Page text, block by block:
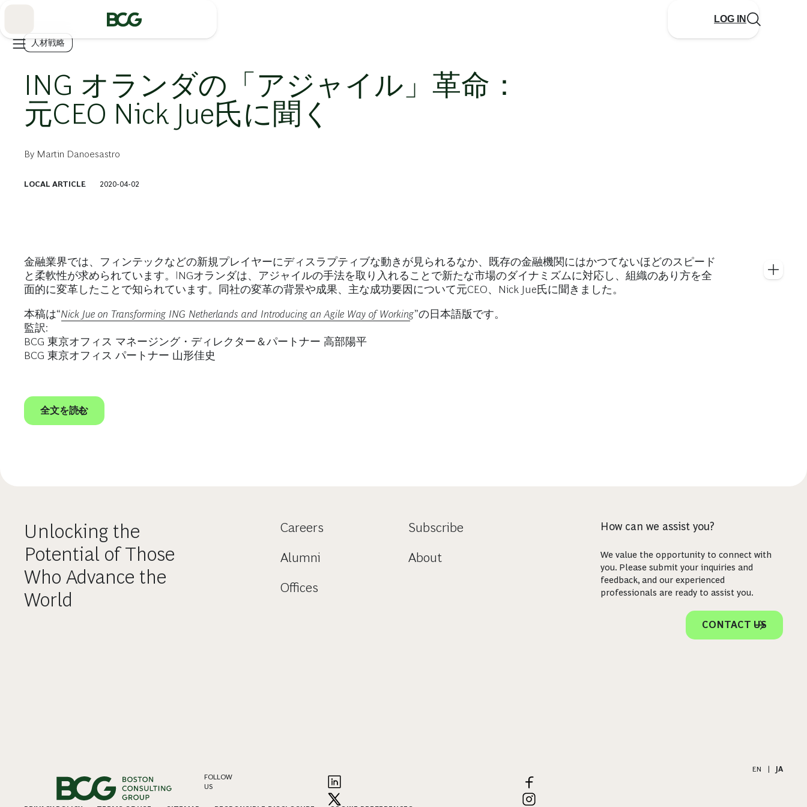
LOG IN
人材戦略
ING オランダの「アジャイル」革命：
元CEO Nick Jue氏に聞く
By Martin Danoesastro
LOCAL ARTICLE 2020-04-02
金融業界では、フィンテックなどの新規プレイヤーにディスラプティブな動きが見られるなか、既存の金融機関にはかつてないほどのスピード
と柔軟性が求められています。INGオランダは、アジャイルの手法を取り入れることで新たな市場のダイナミズムに対応し、組織のあり方を全
面的に変革したことで知られています。同社の変革の背景や成果、主な成功要因について元CEO、Nick Jue氏に聞きました。
本稿は“Nick Jue on Transforming ING Netherlands and Introducing an Agile Way of Working”の日本語版です。
監訳:
BCG 東京オフィス マネージング・ディレクター＆パートナー 高部陽平
BCG 東京オフィス パートナー 山形佳史
全文を読む
Unlocking the
Potential of Those
Who Advance the
World
Careers
Alumni
Offices
Subscribe
About
How can we assist you?
We value the opportunity to connect with
you. Please submit your inquiries and
feedback, and our experienced
professionals are ready to assist you.
CONTACT US
EN
JA
FOLLOW
US